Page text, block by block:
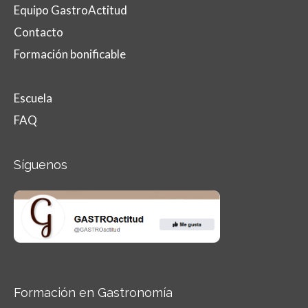
Equipo GastroActitud
Contacto
Formación bonificable
Escuela
FAQ
Síguenos
Formación en Gastronomía